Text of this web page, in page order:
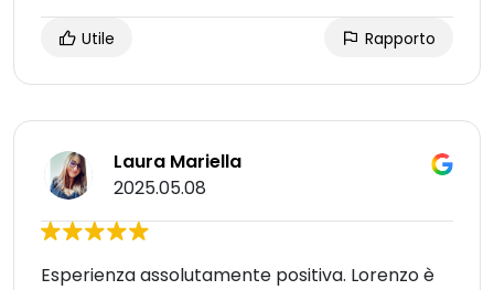
Utile Rapporto
Laura Mariella
2025.05.08
Esperienza assolutamente positiva. Lorenzo è